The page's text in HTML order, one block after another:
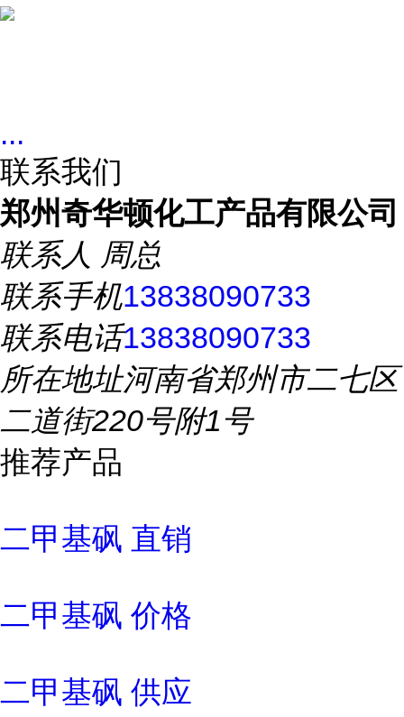
...
联系我们
郑州奇华顿化工产品有限公司
联系人 周总
联系手机13838090733
联系电话13838090733
所在地址河南省郑州市二七区
二道街220号附1号
推荐产品
二甲基砜 直销
二甲基砜 价格
二甲基砜 供应